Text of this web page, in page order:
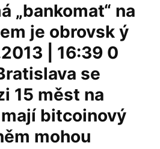
„bankomat“ na
je obrovsk ý
| 16:39 0
se
15 měst na
bitcoinový
mohou